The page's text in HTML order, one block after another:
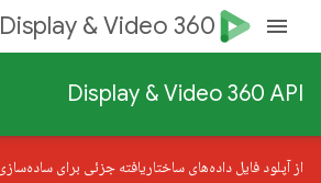
Display & Video 360
Display & Video 360 API
از آپلود فایل داده‌های ساختاریافته جزئی